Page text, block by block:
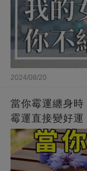
2024/08/20
當你霉運纏身時
霉運直接變好運